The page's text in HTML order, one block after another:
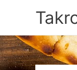
ス
キ
ッ